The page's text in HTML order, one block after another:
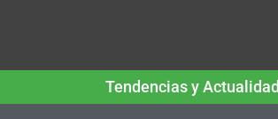
Tendencias y Actualidad